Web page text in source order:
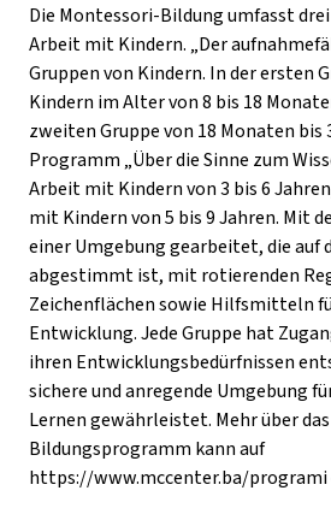
Die Montessori-Bildung umfasst
Arbeit mit Kindern. „Der
Gruppen von Kindern. In der ersten
Kindern im Alter von 8 bis 18
zweiten Gruppe von 18 Monaten bis
Programm „Über die Sinne zum
Arbeit mit Kindern von 3 bis 6
mit Kindern von 5 bis 9 Jahren. Mit
einer Umgebung gearbeitet, die auf
abgestimmt ist, mit rotierenden
Zeichenflächen sowie Hilfsmitteln
Entwicklung. Jede Gruppe hat
ihren Entwicklungsbedürfnissen
sichere und anregende Umgebung
Lernen gewährleistet. Mehr über
Bildungsprogramm kann auf
https://www.mccenter.ba/programi